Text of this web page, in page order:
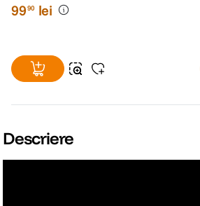
9990 lei
Descriere